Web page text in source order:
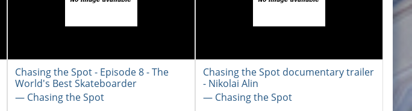
Chasing the Spot - Episode 8 - The
World's Best Skateboarder
― Chasing the Spot
Chasing the Spot documentary trailer
- Nikolai Alin
― Chasing the Spot